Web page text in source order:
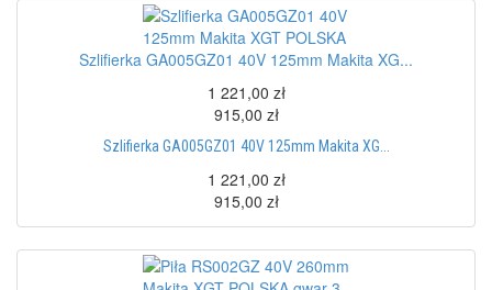
Szlifierka GA005GZ01 40V 125mm Makita XG...
1 221,00 zł
915,00 zł
Szlifierka GA005GZ01 40V 125mm Makita XG...
1 221,00 zł
915,00 zł